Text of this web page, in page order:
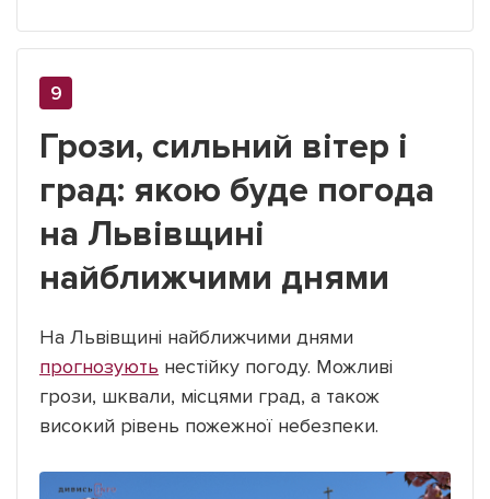
Грози, сильний вітер і
град: якою буде погода
на Львівщині
найближчими днями
На Львівщині найближчими днями
прогнозують нестійку погоду. Можливі
грози, шквали, місцями град, а також
високий рівень пожежної небезпеки.